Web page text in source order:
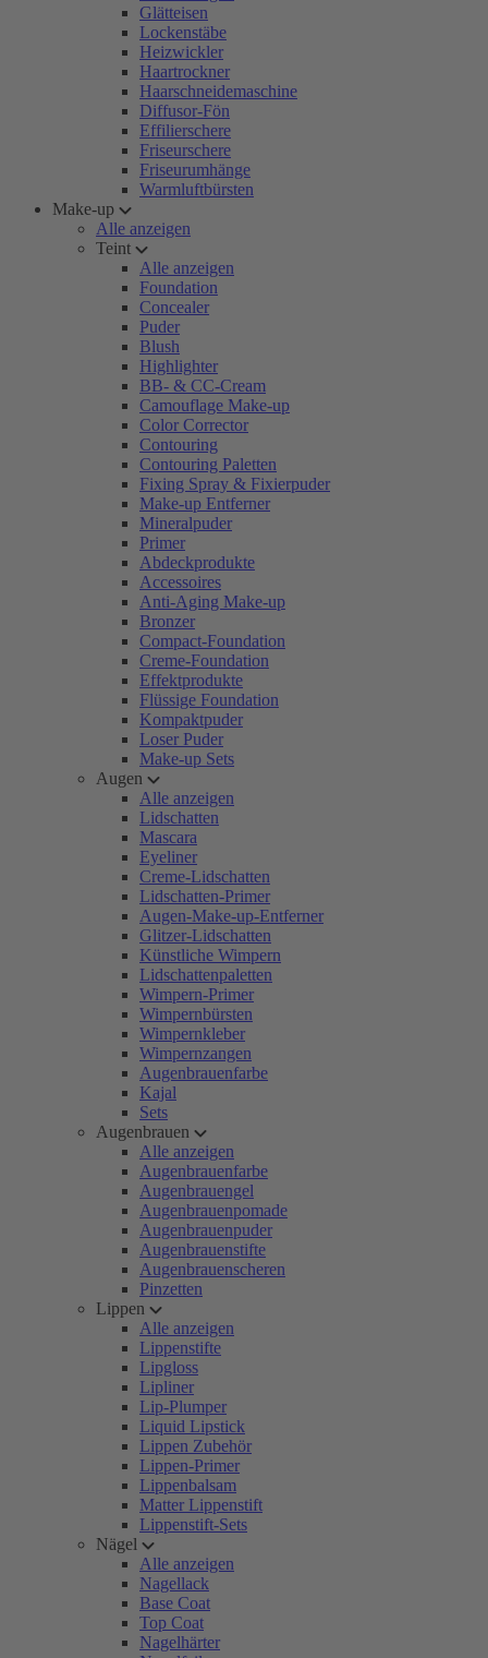
Glätteisen
Lockenstäbe
Heizwickler
Haartrockner
Haarschneidemaschine
Diffusor-Fön
Effilierschere
Friseurschere
Friseurumhänge
Warmluftbürsten
Make-up
Alle anzeigen
Teint
Alle anzeigen
Foundation
Concealer
Puder
Blush
Highlighter
BB- & CC-Cream
Camouflage Make-up
Color Corrector
Contouring
Contouring Paletten
Fixing Spray & Fixierpuder
Make-up Entferner
Mineralpuder
Primer
Abdeckprodukte
Accessoires
Anti-Aging Make-up
Bronzer
Compact-Foundation
Creme-Foundation
Effektprodukte
Flüssige Foundation
Kompaktpuder
Loser Puder
Make-up Sets
Augen
Alle anzeigen
Lidschatten
Mascara
Eyeliner
Creme-Lidschatten
Lidschatten-Primer
Augen-Make-up-Entferner
Glitzer-Lidschatten
Künstliche Wimpern
Lidschattenpaletten
Wimpern-Primer
Wimpernbürsten
Wimpernkleber
Wimpernzangen
Augenbrauenfarbe
Kajal
Sets
Augenbrauen
Alle anzeigen
Augenbrauenfarbe
Augenbrauengel
Augenbrauenpomade
Augenbrauenpuder
Augenbrauenstifte
Augenbrauenscheren
Pinzetten
Lippen
Alle anzeigen
Lippenstifte
Lipgloss
Lipliner
Lip-Plumper
Liquid Lipstick
Lippen Zubehör
Lippen-Primer
Lippenbalsam
Matter Lippenstift
Lippenstift-Sets
Nägel
Alle anzeigen
Nagellack
Base Coat
Top Coat
Nagelhärter